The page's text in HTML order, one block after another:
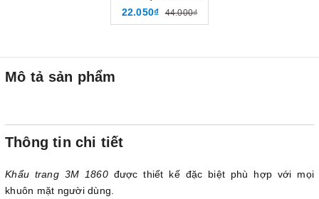
qua đầu, FDA -
NIOSH N95, Màu
22.050₫ 44.000₫
Mô tả sản phẩm
Thông tin chi tiết
Khẩu trang 3M 1860 được thiết kế đặc biệt phù hợp với mọi
khuôn mặt người dùng.